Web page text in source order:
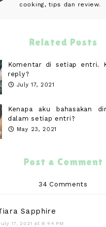
cooking, tips dan review.
Related Posts
Komentar di setiap entri.
reply?
July 17, 2021
Kenapa aku bahasakan
dalam setiap entri?
May 23, 2021
Post a Comment
34 Comments
Sapphire
17, 2021 at 8:44 PM